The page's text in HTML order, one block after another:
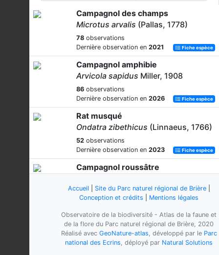
Campagnol des champs
Microtus arvalis (Pallas, 1778)
78 observations
Dernière observation en 2021 Fiche espèce
Campagnol amphibie
Arvicola sapidus Miller, 1908
86 observations
Dernière observation en 2026 Fiche espèce
Rat musqué
Ondatra zibethicus (Linnaeus, 1766)
52 observations
Dernière observation en 2023 Fiche espèce
Campagnol roussâtre
1780)
46observations
Dernière observation en
2021
Campagnol souterrain
Microtus subterraneus (de Sélys-
Longchamps, 1836)
Accueil Site du Parc naturel régional de Brière|
Conception et crédits
Mentions légales
Observatoire de la biodiversité - Atlas de la faune et
de la flore du Parc naturel régional de Brière, 2020
Réalisé avec GeoNature-atlas, développé par le Parc
national des Ecrins, déployé par Natural Solutions